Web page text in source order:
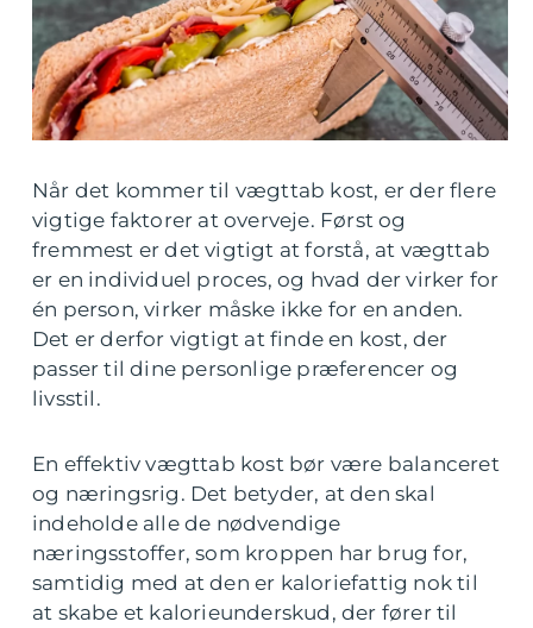
Når det kommer til vægttab kost, er der flere
vigtige faktorer at overveje. Først og
fremmest er det vigtigt at forstå, at vægttab
er en individuel proces, og hvad der virker for
én person, virker måske ikke for en anden.
Det er derfor vigtigt at finde en kost, der
passer til dine personlige præferencer og
livsstil.
En effektiv vægttab kost bør være balanceret
og næringsrig. Det betyder, at den skal
indeholde alle de nødvendige
næringsstoffer, som kroppen har brug for,
samtidig med at den er kaloriefattig nok til
at skabe et kalorieunderskud, der fører til